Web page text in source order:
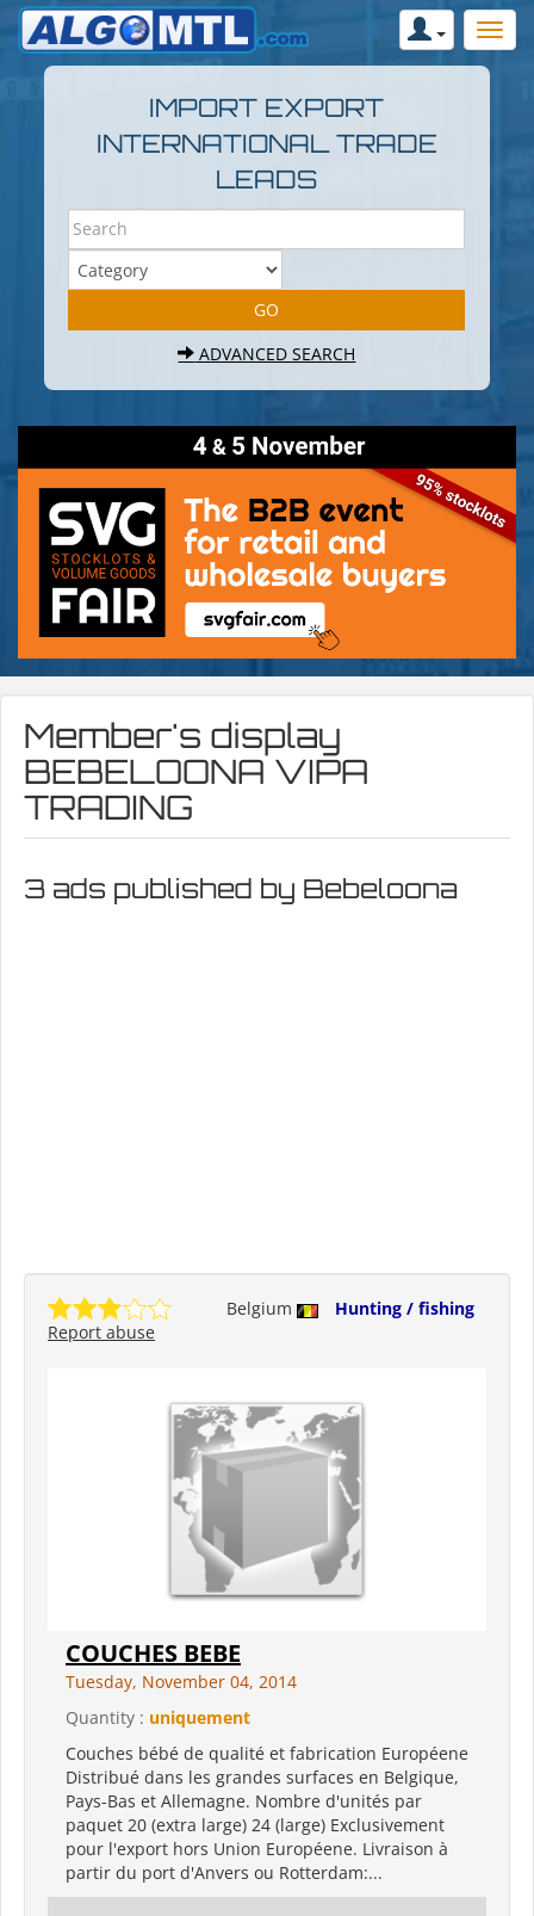
IMPORT EXPORT
INTERNATIONAL TRADE
LEADS
ADVANCED SEARCH
Member's display
BEBELOONA VIPA
TRADING
3 ads published by Bebeloona
Belgium
Hunting / fishing
Report abuse
COUCHES BEBE
Tuesday, November 04, 2014
Quantity : uniquement
Couches bébé de qualité et fabrication Européene
Distribué dans les grandes surfaces en Belgique,
Pays-Bas et Allemagne. Nombre d'unités par
paquet 20 (extra large) 24 (large) Exclusivement
pour l'export hors Union Européene. Livraison à
partir du port d'Anvers ou Rotterdam:...